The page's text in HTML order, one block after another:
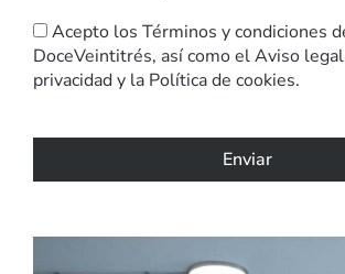
Acepto los Términos y condiciones
DoceVeintitrés, así como elAviso legal
privacidady la Política de cookies.
Enviar